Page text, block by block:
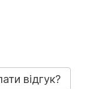
відгук?